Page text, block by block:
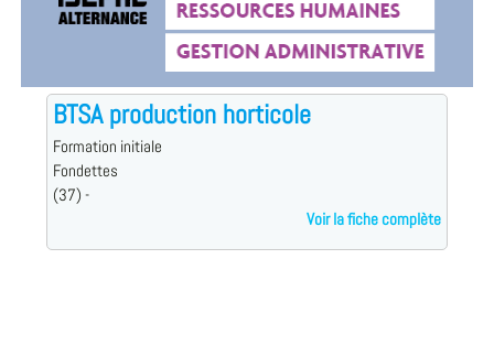
BTSA production horticole
Formation initiale
Fondettes
(37) -
Voir la fiche complète